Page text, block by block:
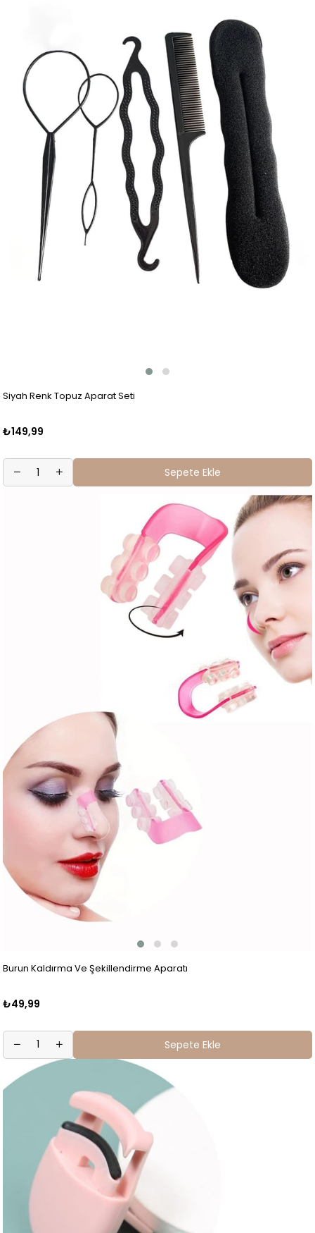
Siyah Renk Topuz Aparat Seti
₺149,99
Sepete Ekle
Burun Kaldırma Ve Şekillendirme Aparatı
₺49,99
Sepete Ekle